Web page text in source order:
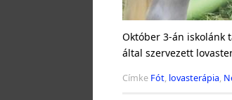
Október 3-án iskolánk
által szervezett
Címke Fót, lovasterápia,